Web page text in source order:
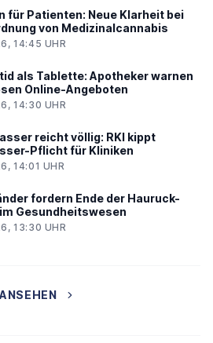
für Patienten: Neue Klarheit bei
von Medizinalcannabis
14:45 UHR
als Tablette: Apotheker warnen
Online-Angeboten
14:30 UHR
reicht völlig: RKI kippt
Pflicht für Kliniken
14:01 UHR
fordern Ende der Hauruck-
Gesundheitswesen
13:30 UHR